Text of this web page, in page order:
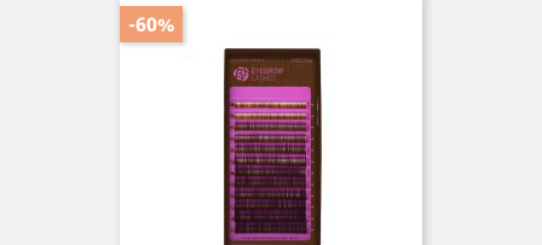
-60%